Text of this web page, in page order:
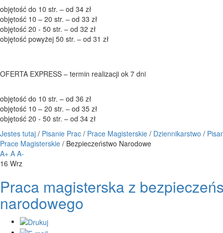
objętość do 10 str. – od 34 zł
objętość 10 – 20 str. – od 33 zł
objętość 20 - 50 str. – od 32 zł
objętość powyżej 50 str. – od 31 zł
OFERTA EXPRESS – termin realizacji ok 7 dni
objętość do 10 str. – od 36 zł
objętość 10 – 20 str. – od 35 zł
objętość 20 - 50 str. – od 34 zł
Jestes tutaj / Pisanie Prac / Prace Magisterskie / Dziennikarstwo /
Prace Magisterskie / Bezpieczeństwo Narodowe
A+ A A-
16 Wrz
Praca magisterska z
narodowego